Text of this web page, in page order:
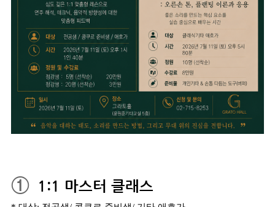
① 1:1 마스터 클래스